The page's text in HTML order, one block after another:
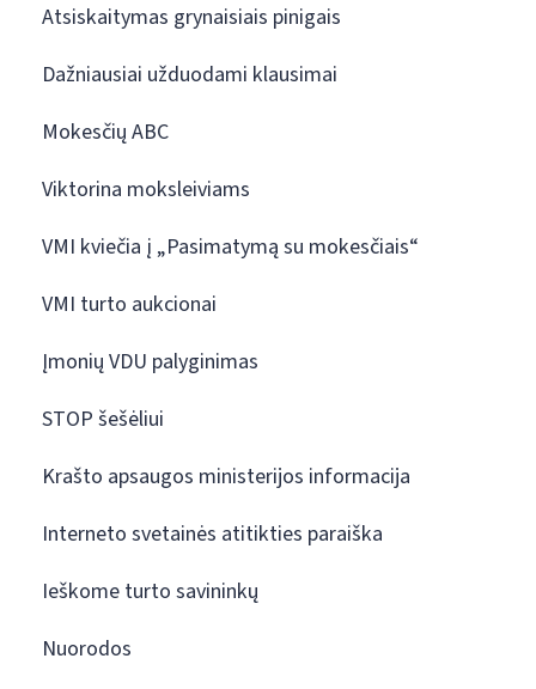
Atsiskaitymas grynaisiais pinigais
Dažniausiai užduodami klausimai
Mokesčių ABC
Viktorina moksleiviams
VMI kviečia į „Pasimatymą su mokesčiais“
VMI turto aukcionai
Įmonių VDU palyginimas
STOP šešėliui
Krašto apsaugos ministerijos informacija
Interneto svetainės atitikties paraiška
Ieškome turto savininkų
Nuorodos